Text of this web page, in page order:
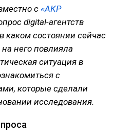
с «АКР
digital-агентств
каком состоянии сейчас
него повлияла
ситуация в
с
которые сделали
исследования.